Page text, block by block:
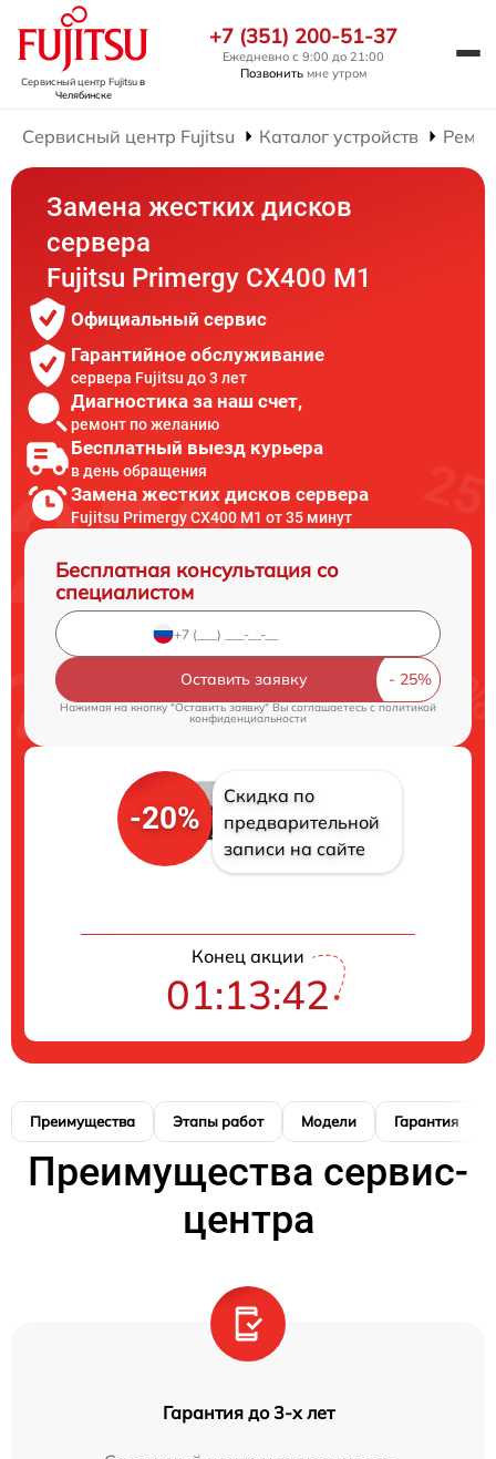
Сервисный центр Fujitsuв
Челябинске
+7 (351) 200-51-37
Ежедневно с 9:00 до 21:00
Позвонить мне утром
Сервисный центр Fujitsu Каталог устройств
Замена жестких дисков
сервера
Fujitsu Primergy CX400 M1
Официальный сервис
Гарантийное обслуживание
сервера Fujitsu до 3 лет
Диагностика за наш счет,
ремонт по желанию
Бесплатный выезд курьера
в день обращения
Замена жестких дисков сервера
Fujitsu Primergy CX400 M1 от 35 минут
Бесплатная консультация со
специалистом
Оставить заявку
Нажимая на кнопку "Оставить заявку" Вы соглашаетесь cполитикой
конфиденциальности
-20%
Скидка по
предварительной
записи на сайте
Конец акции
01:13:41
Преимущества Этапы работ Модели Гарантия
Преимущества сервис-
центра
Гарантия до 3-х лет